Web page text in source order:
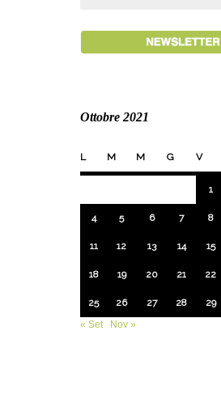
Ottobre 2021
L M M G V
1
4 5 6 7 8
11 12 13 14 15
18 19 20 21 22
25 26 27 28 29
« Set
Nov »